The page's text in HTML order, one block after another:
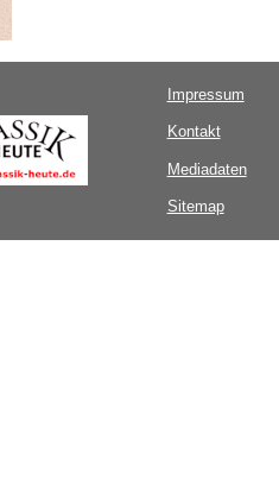
Impressum
Kontakt
Mediadaten
Sitemap